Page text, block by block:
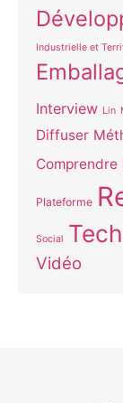
Industrielle et
Interview Lin
Diffuser
Comprendre
Plateforme
Social
Vidéo